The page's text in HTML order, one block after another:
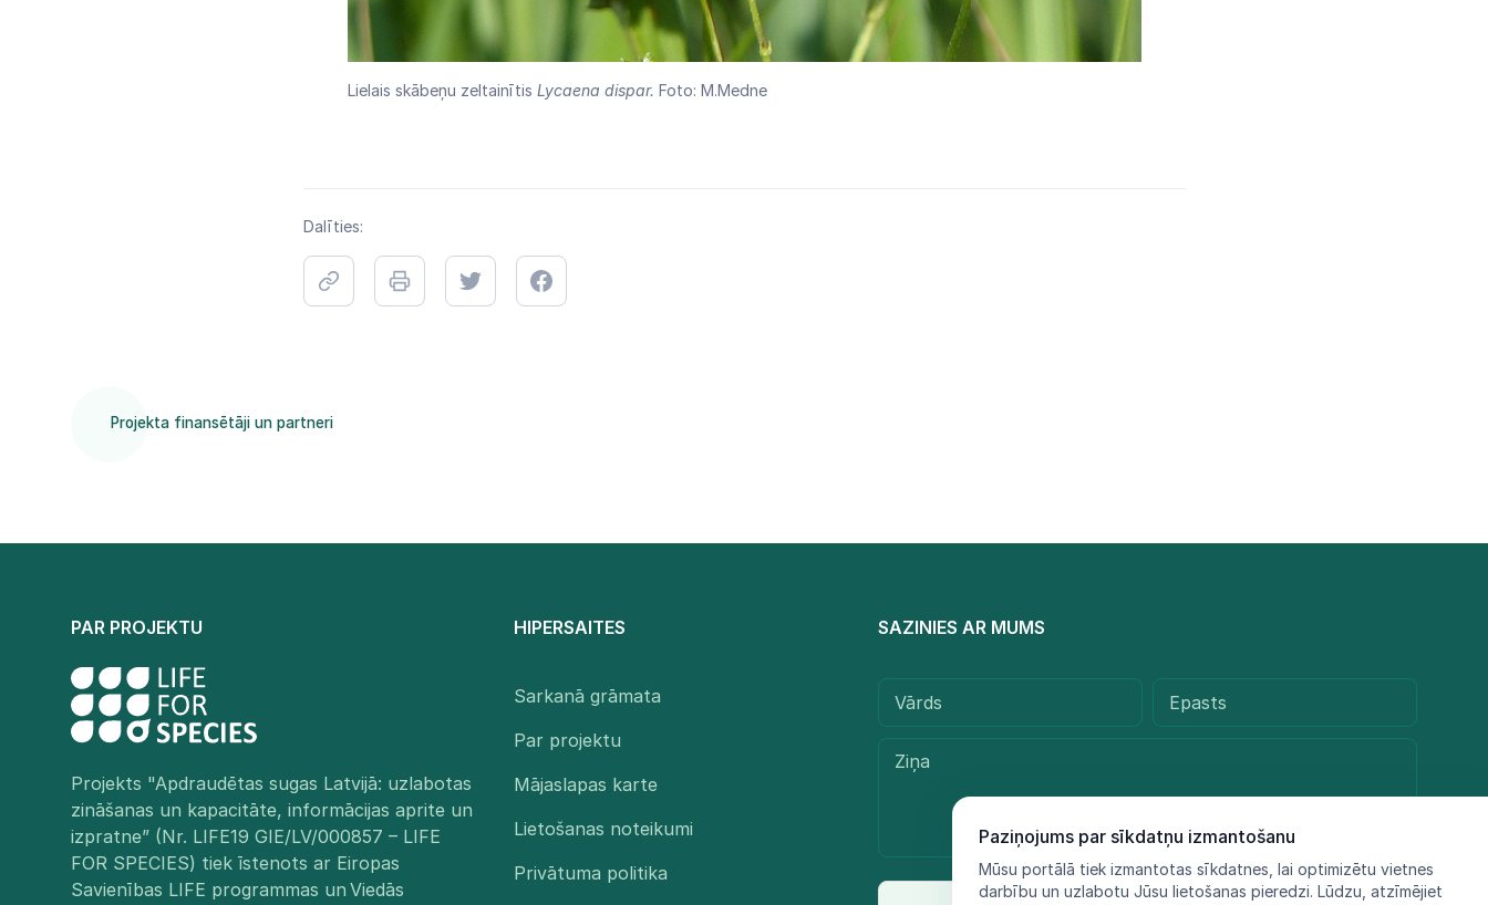
Paziņojums par sīkdatņu izmantošanu
Mūsu portālā tiek izmantotas sīkdatnes, lai optimizētu vietnes
darbību un uzlabotu Jūsu lietošanas pieredzi. Lūdzu, atzīmējiet
Lielais skābeņu zeltainītis Lycaena dispar. Foto: M.Medne
Dalīties:
Projekta finansētāji un partneri
PAR PROJEKTU
Projekts "Apdraudētas sugas Latvijā: uzlabotas
zināšanas un kapacitāte, informācijas aprite un
izpratne” (Nr. LIFE19 GIE/LV/000857 – LIFE
FOR SPECIES) tiek īstenots ar Eiropas
Savienības LIFE programmas un Viedās
HIPERSAITES
Sarkanā grāmata
Par projektu
Mājaslapas karte
Lietošanas noteikumi
Privātuma politika
SAZINIES AR MUMS